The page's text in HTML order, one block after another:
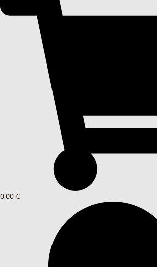
0,00 €